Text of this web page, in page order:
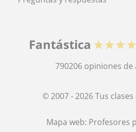
Fantástica
790206 opiniones de
© 2007 - 2026 Tus
Mapa web: Profesores